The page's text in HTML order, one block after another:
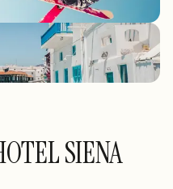
SIENA